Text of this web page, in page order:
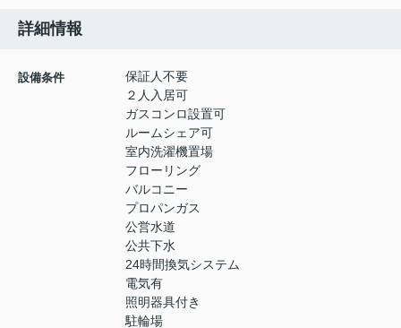
詳細情報
設備条件
保証人不要
２人入居可
ガスコンロ設置可
ルームシェア可
室内洗濯機置場
フローリング
バルコニー
プロパンガス
公営水道
公共下水
24時間換気システム
電気有
照明器具付き
駐輪場